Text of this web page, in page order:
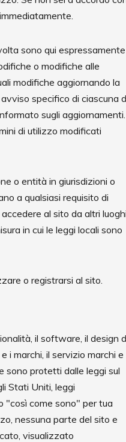
sono qui espressamente
o modifiche alle
modifiche aggiornando la
specifico di ciascuna
sugli aggiornamenti.
di utilizzo modificati
o entità in giurisdizioni o
a qualsiasi requisito di
al sito da altri luoghi
in cui le leggi locali sono
o registrarsi al sito.
il software, il design
i marchi, il servizio marchi e
sono protetti dalle leggi sul
Stati Uniti, leggi
"così come sono" per tua
nessuna parte del sito e
visualizzato